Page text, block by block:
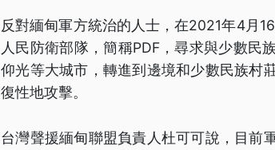
反對緬甸軍方統治的人士，在2021年4月
人民防衛部隊，簡稱PDF，尋求與少數民
仰光等大城市，轉進到邊境和少數民族村
復性地攻擊。
台灣聲援緬甸聯盟負責人杜可可說，目前